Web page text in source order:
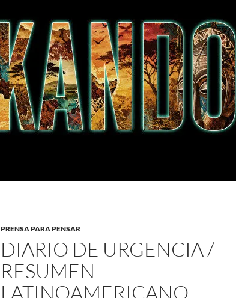
PRENSA PARA PENSAR
DIARIO DE URGENCIA /
RESUMEN
LATINOAMERICANO –